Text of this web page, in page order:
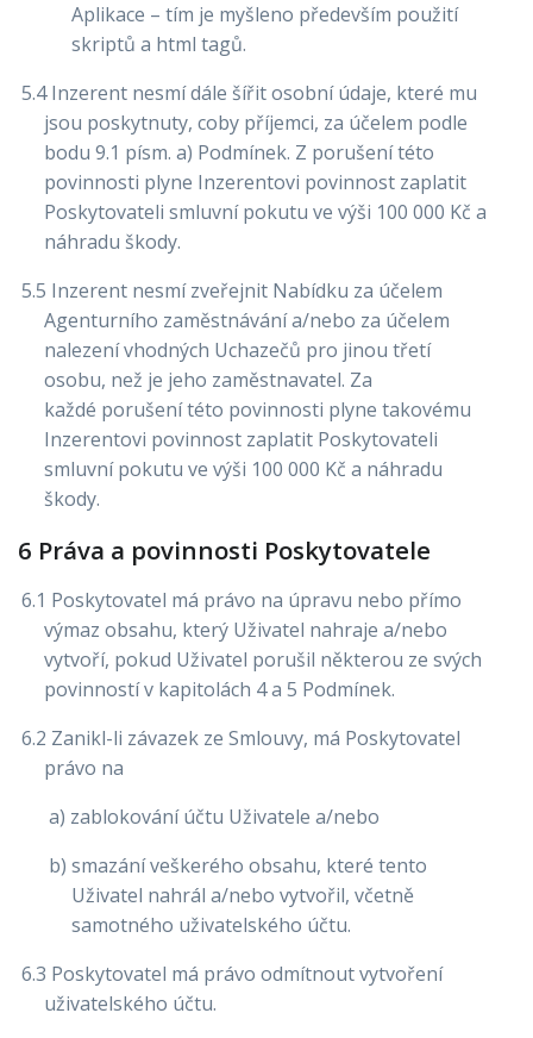
Aplikace – tím je myšleno především použití
skriptů a html tagů.
5.4 Inzerent nesmí dále šířit osobní údaje, které mu
jsou poskytnuty, coby příjemci, za účelem podle
bodu 9.1 písm. a) Podmínek. Z porušení této
povinnosti plyne Inzerentovi povinnost zaplatit
Poskytovateli smluvní pokutu ve výši 100 000 Kč a
náhradu škody.
5.5 Inzerent nesmí zveřejnit Nabídku za účelem
Agenturního zaměstnávání a/nebo za účelem
nalezení vhodných Uchazečů pro jinou třetí
osobu, než je jeho zaměstnavatel. Za
každé porušení této povinnosti plyne takovému
Inzerentovi povinnost zaplatit Poskytovateli
smluvní pokutu ve výši 100 000 Kč a náhradu
škody.
6 Práva a povinnosti Poskytovatele
6.1 Poskytovatel má právo na úpravu nebo přímo
výmaz obsahu, který Uživatel nahraje a/nebo
vytvoří, pokud Uživatel porušil některou ze svých
povinností v kapitolách 4 a 5 Podmínek.
6.2 Zanikl-li závazek ze Smlouvy, má Poskytovatel
právo na
a) zablokování účtu Uživatele a/nebo
b) smazání veškerého obsahu, které tento
Uživatel nahrál a/nebo vytvořil, včetně
samotného uživatelského účtu.
6.3 Poskytovatel má právo odmítnout vytvoření
uživatelského účtu.